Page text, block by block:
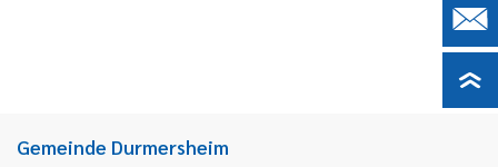
Gemeinde Durmersheim